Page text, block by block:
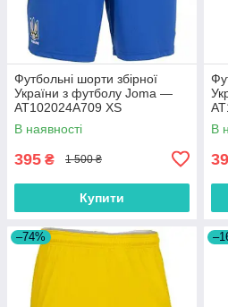
Футбольні шорти збірної
України з футболу Joma —
AT102024A709 XS
В наявності
395 ₴ 1 500 ₴
Купити
В
–74%